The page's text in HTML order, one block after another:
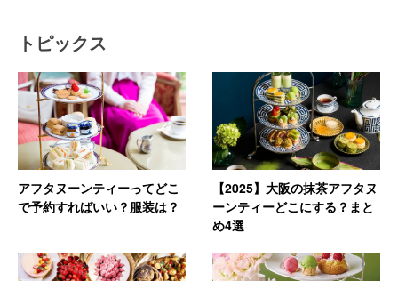
トピックス
アフタヌーンティーってどこ
で予約すればいい？服装は？
【2025】大阪の抹茶アフタヌ
ーンティーどこにする？まと
め4選